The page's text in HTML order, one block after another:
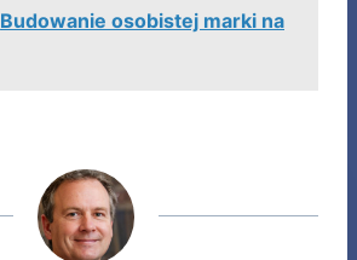
Budowanie osobistej marki na